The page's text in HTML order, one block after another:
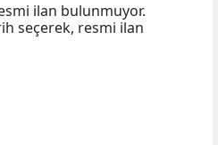
ilan bulunmuyor.
seçerek, resmi ilan